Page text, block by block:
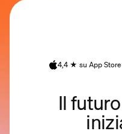
4,4 ★ su App Store
Il